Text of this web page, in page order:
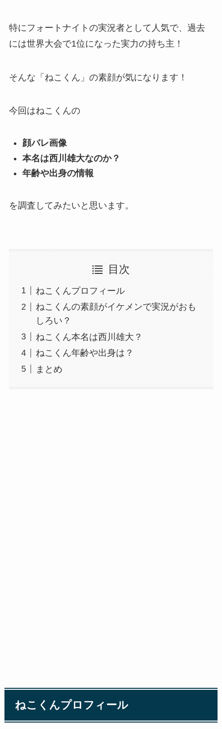
特にフォートナイトの実況者として人気で、過去
には世界大会で1位になった実力の持ち主！
そんな「ねこくん」の素顔が気になります！
今回はねこくんの
顔バレ画像
本名は西川雄大なのか？
年齢や出身の情報
を調査してみたいと思います。
目次
ねこくんプロフィール
ねこくんの素顔がイケメンで実況がおも
しろい？
ねこくん本名は西川雄大？
ねこくん年齢や出身は？
まとめ
ねこくんプロフィール